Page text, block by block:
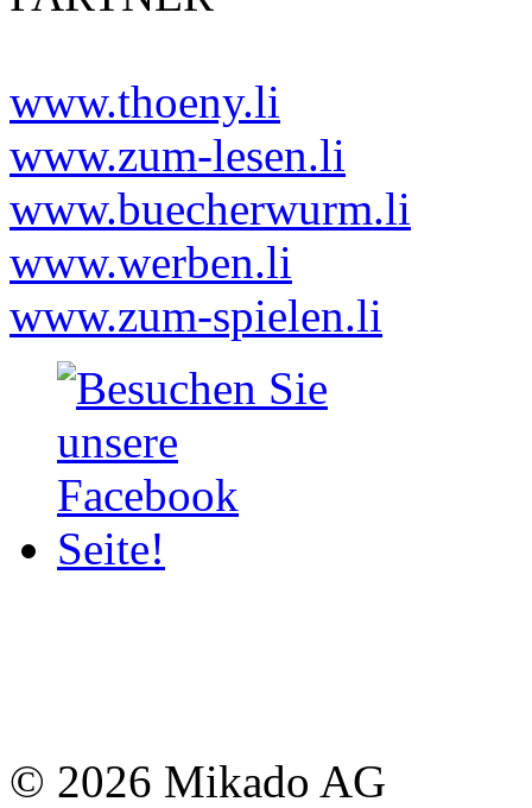
www.thoeny.li
www.zum-lesen.li
www.buecherwurm.li
www.werben.li
www.zum-spielen.li
© 2026 Mikado AG